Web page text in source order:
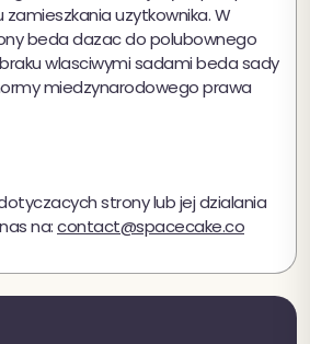
uzytkownika. W
beda dazac do polubownego
wlasciwymi sadami beda sady
miedzynarodowego prawa
strony lub jej dzialania
na:contact@spacecake.co